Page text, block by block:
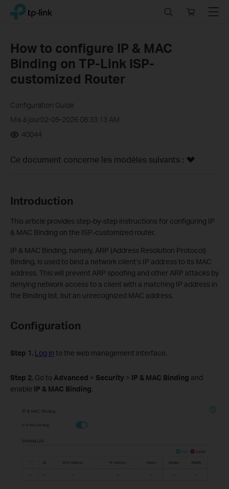
Click
navigation
TP-Link, Reliably Smart
store
Menu
How to configure IP & MAC
Binding on TP-Link ISP-
customized Router
Configuration Guide
Mis à jour02-09-2026 08:33:13 AM
40044
Ce document concerne les modèles suivants :
Introduction
This article provides step-by-step instructions for configuring IP
& MAC Binding on the ISP-customized router.
IP & MAC Binding, namely, ARP (Address Resolution Protocol)
Binding, is used to bind a network client’s IP address to its MAC
address. This will prevent ARP spoofing and other ARP attacks by
denying network access to a client with a matching IP address in
the Binding list, but an unrecognized MAC address.
Configuration
Step 1. Log in to the web management interface.
Step 2. Go to Advanced > Security > IP & MAC Binding and
enable IP & MAC Binding.